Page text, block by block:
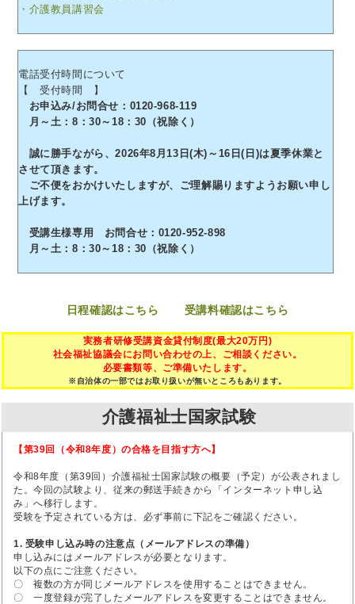
・介護教員講習会
電話受付時間について
【 受付時間 】
お申込み/お問合せ：0120-968-119
月～土：8：30～18：30（祝除く）
誠に勝手ながら、2026年8月13日(木)～16日(日)は夏季休業と
させて頂きます。
ご不便をおかけいたしますが、ご理解賜りますようお願い申し
上げます。
受講生様専用 お問合せ：0120-952-898
月～土：8：30～18：30（祝除く）
日程確認はこちら 受講料確認はこちら
実務者研修受講資金貸付制度(最大20万円)
社会福祉協議会にお問い合わせの上、ご相談ください。
必要書類等、ご準備いたします。
※自治体の一部ではお取り扱いが無いところもあります。
介護福祉士国家試験
【第39回（令和8年度）の合格を目指す方へ】
令和8年度（第39回）介護福祉士国家試験の概要（予定）が公表されまし
た。今回の試験より、従来の郵送手続きから「インターネット申し込
み」へ移行します。
受験を予定されている方は、必ず事前に下記をご確認ください。
1. 受験申し込み時の注意点（メールアドレスの準備）
申し込みにはメールアドレスが必要となります。
以下の点にご注意ください。
〇 複数の方が同じメールアドレスを使用することはできません。
〇 一度登録が完了したメールアドレスを変更することはできません。